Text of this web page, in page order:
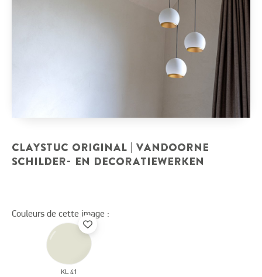
CLAYSTUC ORIGINAL | VANDOORNE
SCHILDER- EN DECORATIEWERKEN
Couleurs de cette image :
KL 41